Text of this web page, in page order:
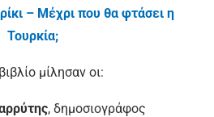
– Μέχρι που θα φτάσει η
Τουρκία;
μίλησαν οι:
, δημοσιογράφος